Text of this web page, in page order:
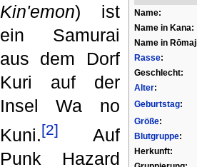
Name:
Name in Kana:
Name in
Rasse:
Geschlecht:
Alter:
Geburtstag:
Größe:
Blutgruppe:
Herkunft:
Kin'emon) ist
ein Samurai
aus dem Dorf
Kuri auf der
Insel Wa no
Kuni.[2]
Auf
Punk Hazard